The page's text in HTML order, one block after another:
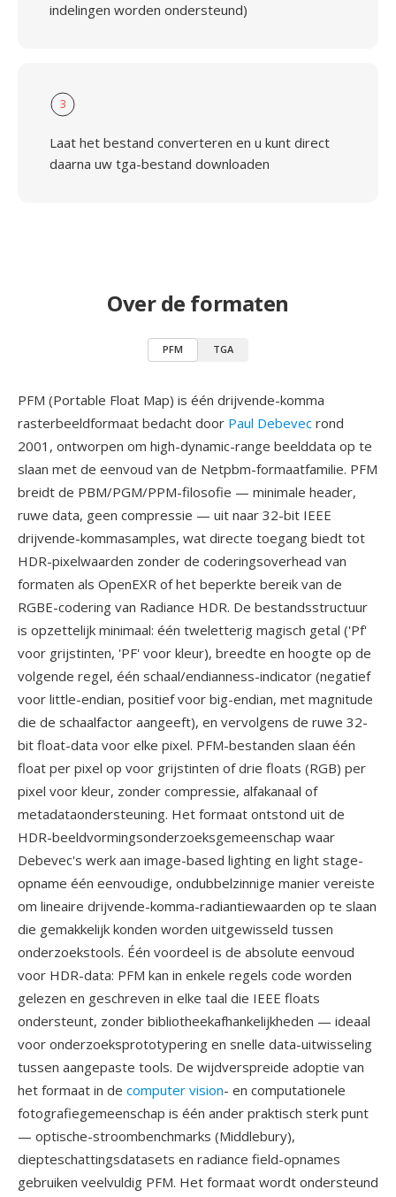
indelingen worden ondersteund)
3
Laat het bestand converteren en u kunt direct
daarna uw tga-bestand downloaden
Over de formaten
PFM TGA
PFM (Portable Float Map) is één drijvende-komma
rasterbeeldformaat bedacht door Paul Debevec rond
2001, ontworpen om high-dynamic-range beelddata op te
slaan met de eenvoud van de Netpbm-formaatfamilie. PFM
breidt de PBM/PGM/PPM-filosofie — minimale header,
ruwe data, geen compressie — uit naar 32-bit IEEE
drijvende-kommasamples, wat directe toegang biedt tot
HDR-pixelwaarden zonder de coderingsoverhead van
formaten als OpenEXR of het beperkte bereik van de
RGBE-codering van Radiance HDR. De bestandsstructuur
is opzettelijk minimaal: één tweletterig magisch getal ('Pf'
voor grijstinten, 'PF' voor kleur), breedte en hoogte op de
volgende regel, één schaal/endianness-indicator (negatief
voor little-endian, positief voor big-endian, met magnitude
die de schaalfactor aangeeft), en vervolgens de ruwe 32-
bit float-data voor elke pixel. PFM-bestanden slaan één
float per pixel op voor grijstinten of drie floats (RGB) per
pixel voor kleur, zonder compressie, alfakanaal of
metadataondersteuning. Het formaat ontstond uit de
HDR-beeldvormingsonderzoeksgemeenschap waar
Debevec's werk aan image-based lighting en light stage-
opname één eenvoudige, ondubbelzinnige manier vereiste
om lineaire drijvende-komma-radiantiewaarden op te slaan
die gemakkelijk konden worden uitgewisseld tussen
onderzoekstools. Één voordeel is de absolute eenvoud
voor HDR-data: PFM kan in enkele regels code worden
gelezen en geschreven in elke taal die IEEE floats
ondersteunt, zonder bibliotheekafhankelijkheden — ideaal
voor onderzoeksprototypering en snelle data-uitwisseling
tussen aangepaste tools. De wijdverspreide adoptie van
het formaat in de computer vision- en computationele
fotografiegemeenschap is één ander praktisch sterk punt
— optische-stroombenchmarks (Middlebury),
diepteschattingsdatasets en radiance field-opnames
gebruiken veelvuldig PFM. Het formaat wordt ondersteund